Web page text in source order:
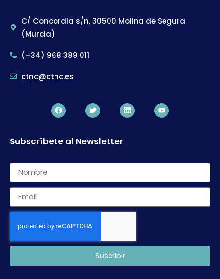
C/ Concordia s/n, 30500 Molina de Segura
(Murcia)
(+34) 968 389 011
ctnc@ctnc.es
Subscríbete al Newsletter
Suscribir